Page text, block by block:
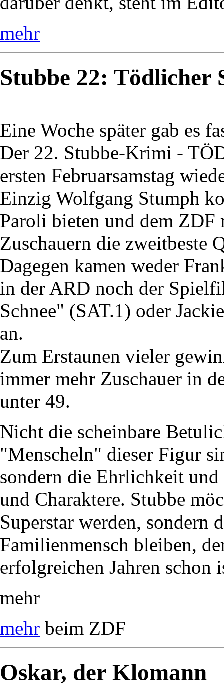
mehr
Stubbe 22: Tödlicher
Eine Woche später gab es
Der 22. Stubbe-Krimi -
ersten Februarsamstag
Einzig Wolfgang Stumph
Paroli bieten und dem
Zuschauern die zweitbeste
Dagegen kamen weder
in der ARD noch der
Schnee" (SAT.1) oder
an.
Zum Erstaunen vieler
immer mehr Zuschauer in
unter 49.
Nicht die scheinbare
"Menscheln" dieser Figur
sondern die Ehrlichkeit
und Charaktere. Stubbe
Superstar werden, sondern
Familienmensch bleiben,
erfolgreichen Jahren schon
mehr
mehr beim ZDF
Oskar, der Klomann